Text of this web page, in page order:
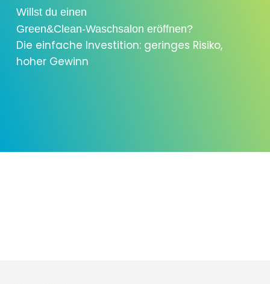
Willst du einen
Green&Clean-Waschsalon eröffnen?
Die einfache Investition: geringes Risiko,
hoher Gewinn